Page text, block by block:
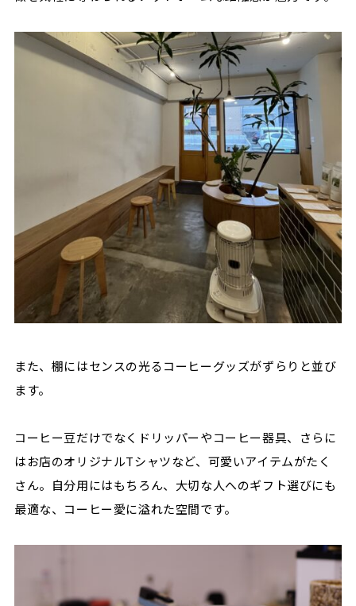
また、棚にはセンスの光るコーヒーグッズがずらりと並び
ます。
コーヒー豆だけでなくドリッパーやコーヒー器具、さらに
はお店のオリジナルTシャツなど、可愛いアイテムがたく
さん。自分用にはもちろん、大切な人へのギフト選びにも
最適な、コーヒー愛に溢れた空間です。